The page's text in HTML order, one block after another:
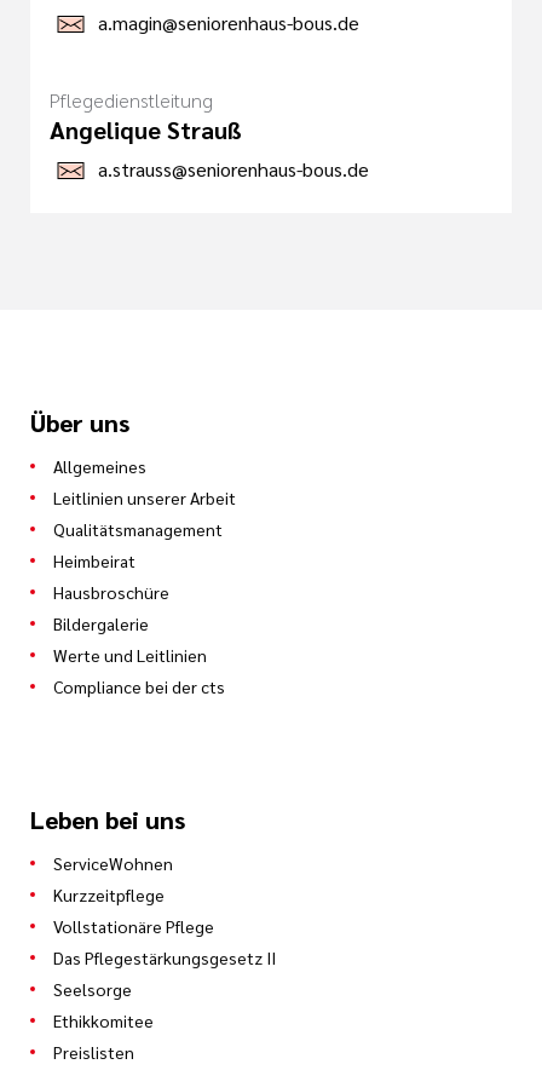
a.magin@seniorenhaus-bous.de
Pflegedienstleitung
Angelique Strauß
a.strauss@seniorenhaus-bous.de
Über uns
Allgemeines
Leitlinien unserer Arbeit
Qualitätsmanagement
Heimbeirat
Hausbroschüre
Bildergalerie
Werte und Leitlinien
Compliance bei der cts
Leben bei uns
ServiceWohnen
Kurzzeitpflege
Vollstationäre Pflege
Das Pflegestärkungsgesetz II
Seelsorge
Ethikkomitee
Preislisten